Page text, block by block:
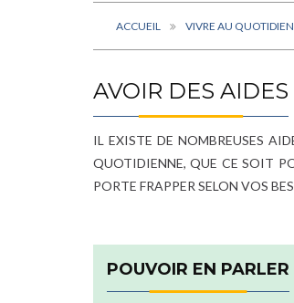
ACCUEIL VIVRE AU QUOTIDIEN
AVOIR DES AIDES
IL EXISTE DE NOMBREUSES
QUOTIDIENNE, QUE CE SOIT
PORTE FRAPPER SELON VOS
POUVOIR EN PARLER